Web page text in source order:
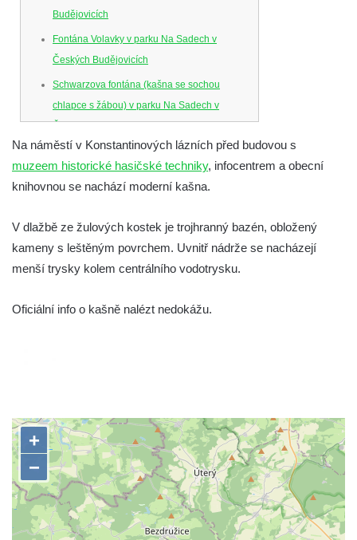
Budějovicích
Fontána Volavky v parku Na Sadech v
Českých Budějovicích
Schwarzova fontána (kašna se sochou
chlapce s žábou) v parku Na Sadech v
Českých Budějovicích
Kašna v parku Na Sadech u Pražské třídy v
Českých Budějovicích
Kašna na náměstí J. V. Kamarýta ve
Velešíně
Leipzig
Věžová studna na náměstí Míru v Bochově
Kašna na náměstí Míru v Bochově
Kašna na čestném dvoře zámku v
Duchcově
Kašna s reliéfem v Knížecí zahradě v
Na náměstí v Konstantinových lázních před budovou s
muzeem historické hasičské techniky, infocentrem a obecní
knihovnou se nachází moderní kašna.
V dlažbě ze žulových kostek je trojhranný bazén, obložený
kameny s leštěným povrchem. Uvnitř nádrže se nacházejí
menší trysky kolem centrálního vodotrysku.
Oficiální info o kašně nalézt nedokážu.